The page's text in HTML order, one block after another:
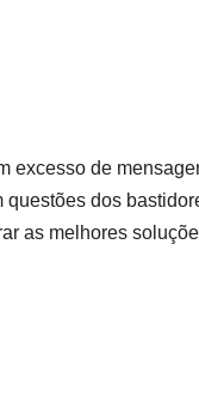
excesso de
dos
as melhores